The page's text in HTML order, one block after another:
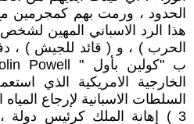
الحدود ، ورمت بهم كمجرمين
هذا الرد الاسباني المهين
الحرب ) ، و ( قائد للجيش ) ،
الخارجية الامريكية الذي
السلطات الاسبانية لإرجاع
3 ) إهانة الملك كرئيس